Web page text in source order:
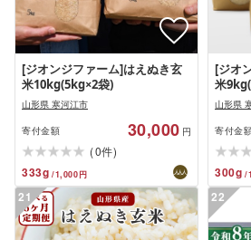
[ジオンジファーム]はえぬき玄
米10kg(5kg×2袋)
山形県 寒河江市
寄付金額 30,000 円
(0件)
333g /1,000円
[ジオ
米
山形県
寄付金
300g /
21 22